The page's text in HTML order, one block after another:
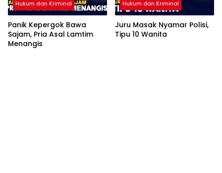
Hukum dan Kriminal
Panik Kepergok Bawa
Sajam, Pria Asal Lamtim
Menangis
Hukum dan Kriminal
Juru Masak Nyamar Polisi,
Tipu 10 Wanita